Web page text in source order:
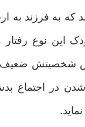
که به فرزند به
این نوع رفتار
شخصیتش ضعیف
در اجتماع